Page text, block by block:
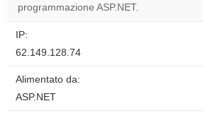
programmazione ASP.NET.
IP:
62.149.128.74
Alimentato da:
ASP.NET